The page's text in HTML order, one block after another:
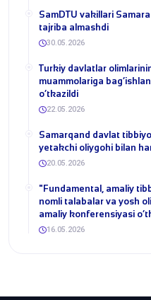
SamDTU vakillari
tajriba almashdi
30.05.2026
​Turkiy davlatlar
muammolariga
o‘tkazildi
22.05.2026
Samarqand davlat
yetakchi oliygohi bilan
20.05.2026
​"Fundamental, amaliy
nomli talabalar va yosh
amaliy konferensiyasi
16.05.2026